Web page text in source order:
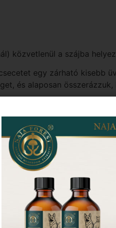
közvetlenül a szájba
egy zárható kisebb
és alaposan